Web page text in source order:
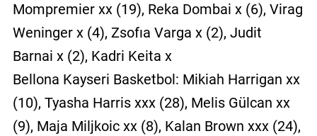
Mompremier xx (19), Reka Dombai x (6), Virag
Weninger x (4), Zsofıa Varga x (2), Judit
Barnai x (2), Kadri Keita x
Bellona Kayseri Basketbol: Mikiah Harrigan xx
(10), Tyasha Harris xxx (28), Melis Gülcan xx
(9), Maja Miljkoic xx (8), Kalan Brown xxx (24),